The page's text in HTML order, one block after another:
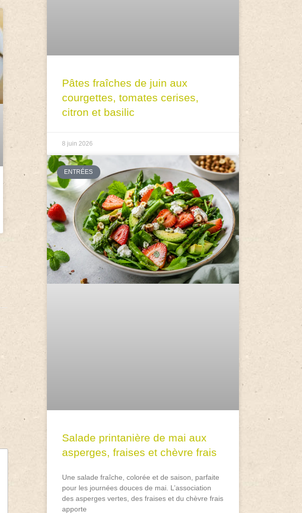
Pâtes fraîches de juin aux
courgettes, tomates cerises,
citron et basilic
8 juin 2026
ENTRÉES
Salade printanière de mai aux
asperges, fraises et chèvre frais
Une salade fraîche, colorée et de saison, parfaite
pour les journées douces de mai. L’association
des asperges vertes, des fraises et du chèvre frais
apporte